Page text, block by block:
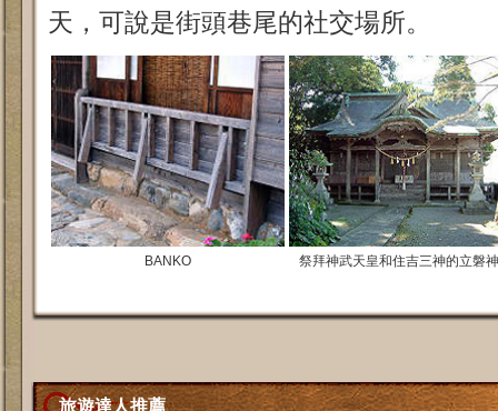
天，可說是街頭巷尾的社交場所。
BANKO 祭拜神武天皇和住吉三神的立磐
旅遊達人推薦